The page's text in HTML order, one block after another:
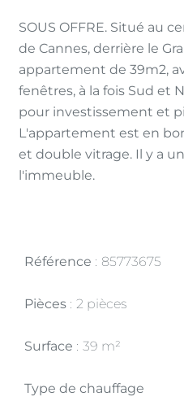
SOUS OFFRE. Situé au
de Cannes, derrière le
appartement de 39m2,
fenêtres, à la fois Sud et
pour investissement et
L'appartement est en
et double vitrage. Il y a
l'immeuble.
Référence 85773675
Pièces 2 pièces
Surface 39 m²
Type de chauffage